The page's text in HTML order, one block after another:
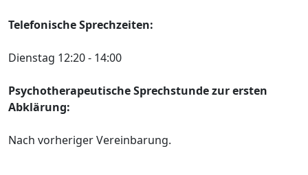
Telefonische Sprechzeiten:
Dienstag 12:20 - 14:00
Psychotherapeutische Sprechstunde zur ersten
Abklärung:
Nach vorheriger Vereinbarung.